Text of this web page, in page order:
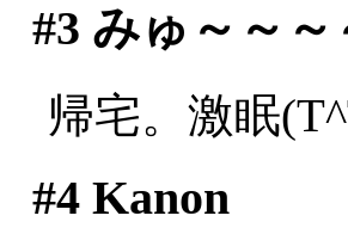
#3 みゅ～～～
帰宅。激眠
#4Kanon